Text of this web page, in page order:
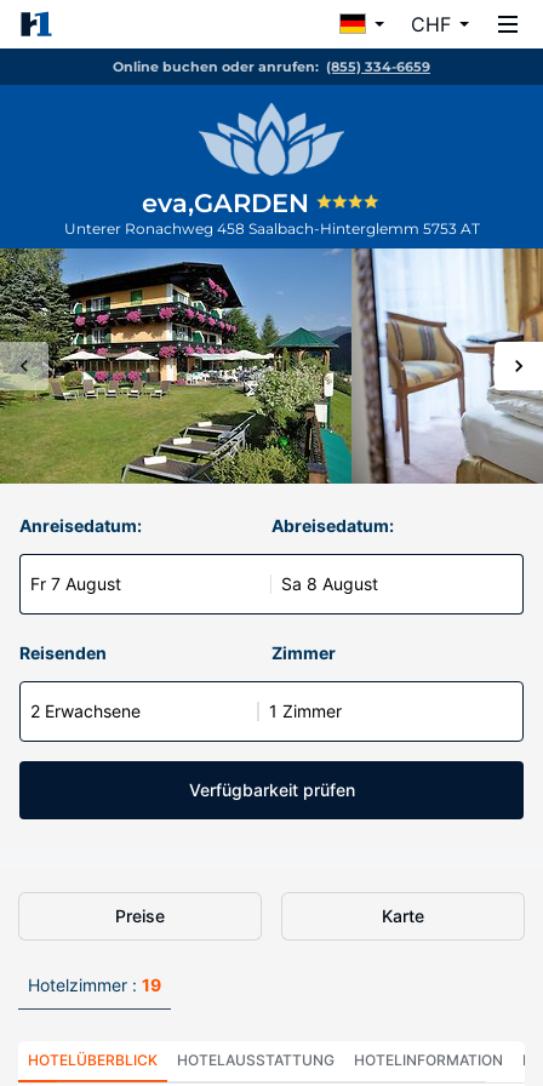
CHF
Online buchen oder anrufen: (855) 334-6659
eva,GARDEN
Unterer Ronachweg 458 Saalbach-Hinterglemm 5753 AT
Anreisedatum:
Fr 7 August
Abreisedatum:
Sa 8 August
Reisenden Zimmer
2 Erwachsene 1 Zimmer
Verfügbarkeit prüfen
Preise Karte
Hotelzimmer : 19
HOTELÜBERBLICK HOTELAUSSTATTUNG HOTELINFORMATION